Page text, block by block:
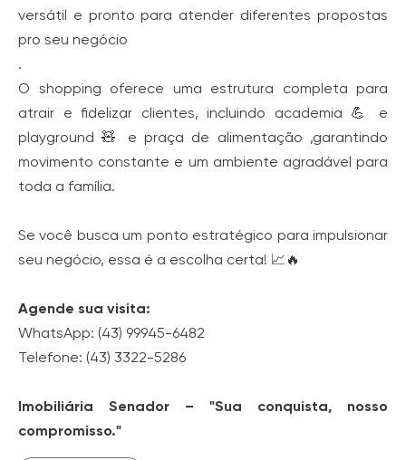
versátil e pronto para atender diferentes propostas
pro seu negócio
.
O shopping oferece uma estrutura completa para
atrair e fidelizar clientes, incluindo academia 💪 e
playground 🧸 e praça de alimentação ,garantindo
movimento constante e um ambiente agradável para
toda a família.
Se você busca um ponto estratégico para impulsionar
seu negócio, essa é a escolha certa! 📈🔥
Agende sua visita:
WhatsApp: (43) 99945-6482
Telefone: (43) 3322-5286
Imobiliária Senador – "Sua conquista, nosso
compromisso."